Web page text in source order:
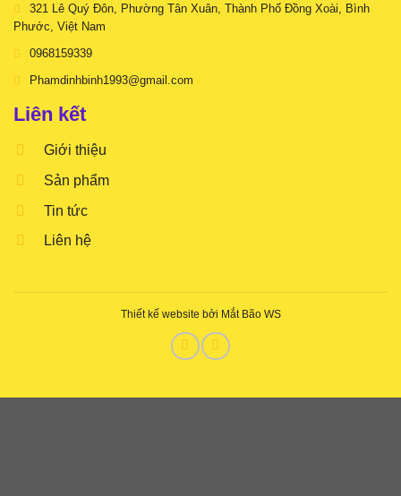
321 Lê Quý Đôn, Phường Tân Xuân, Thành Phố Đồng Xoài, Bình
Phước, Việt Nam
0968159339
Phamdinhbinh1993@gmail.com
Liên kết
Giới thiệu
Sản phẩm
Tin tức
Liên hệ
Thiết kế website bởi Mắt Bão WS